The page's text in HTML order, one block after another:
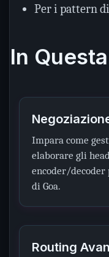
Per i pattern
In
Impara come
elaborare gli
encoder/decoder
di Goa.
Routing